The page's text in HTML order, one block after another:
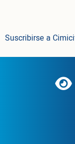
Suscribirse a